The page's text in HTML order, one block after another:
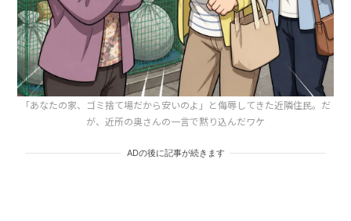
「あなたの家、ゴミ捨て場だから安いのよ」と侮辱してきた近隣住民。だ
が、近所の奥さんの一言で黙り込んだワケ
ADの後に記事が続きます